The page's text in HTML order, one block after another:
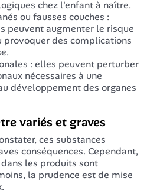
chez l'enfant à naître.
ou fausses couches :
peuvent augmenter le risque
provoquer des complications
: elles peuvent perturber
nécessaires à une
développement des organes
variés et graves
ces substances
conséquences. Cependant,
les produits sont
la prudence est de mise